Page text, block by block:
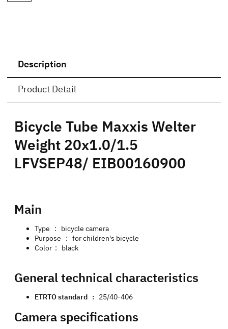
Description
Product Detail
Bicycle Tube Maxxis Welter
Weight 20x1.0/1.5
LFVSEP48/ EIB00160900
Main
Type : bicycle camera
Purpose : for children's bicycle
Color : black
General technical characteristics
ETRTO standard : 25/40-406
Camera specifications